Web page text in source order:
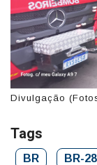
Divulgação
Tags
BR BR-